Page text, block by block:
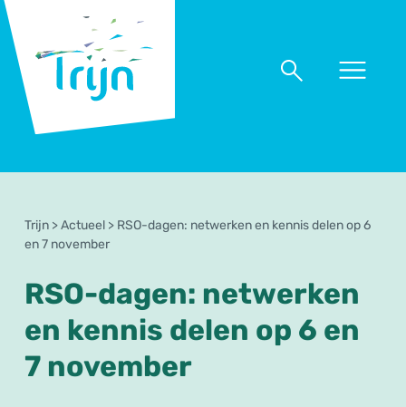
Trijn
Naar
Naar
Trijn >Actueel > RSO-dagen: netwerken en kennis delen op 6
en 7 november
RSO-dagen: netwerken
en kennis delen op 6 en
7 november